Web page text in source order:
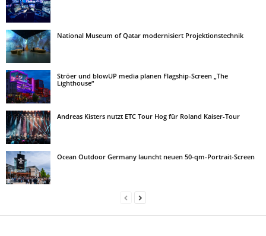
National Museum of Qatar modernisiert Projektionstechnik
Ströer und blowUP media planen Flagship-Screen „The
Lighthouse“
Andreas Kisters nutzt ETC Tour Hog für Roland Kaiser-Tour
Ocean Outdoor Germany launcht neuen 50-qm-Portrait-Screen